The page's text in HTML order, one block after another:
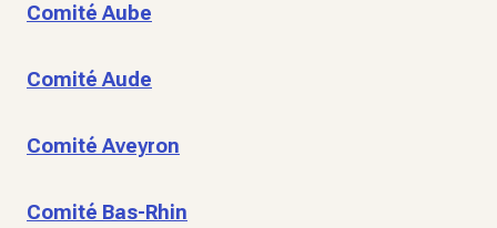
Comité Aube
Comité Aude
Comité Aveyron
Comité Bas-Rhin